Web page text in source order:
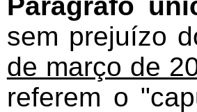
sem prejuízo
de março de
referem o